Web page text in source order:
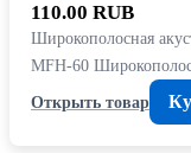
110.00 RUB
Широкополосная
MFH-60
Открыть товар